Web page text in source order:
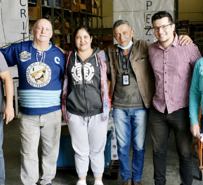
Idiomas
Max
Plena
Plantão
Psicólogo
Studio